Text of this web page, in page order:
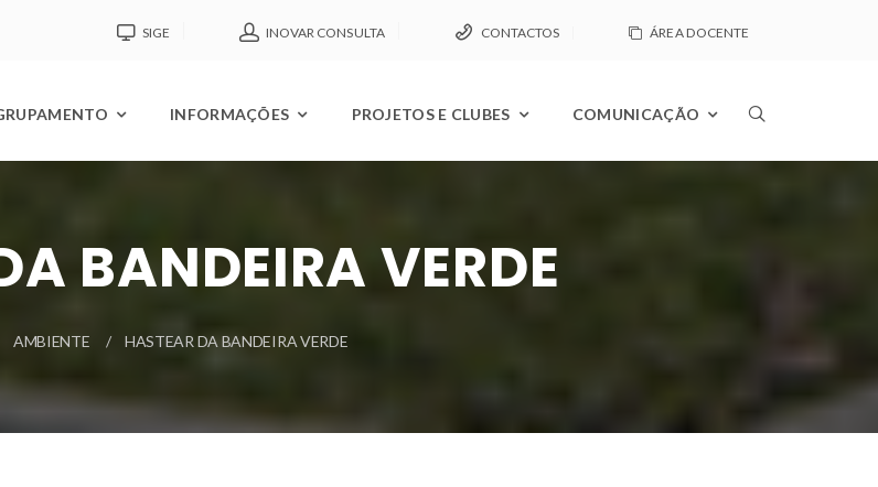
SIGE INOVAR CONSULTA CONTACTOS ÁREA DOCENTE
INFORMAÇÕES PROJETOS E CLUBES COMUNICAÇÃO
BANDEIRA VERDE
AMBIENTE HASTEAR DA BANDEIRA VERDE